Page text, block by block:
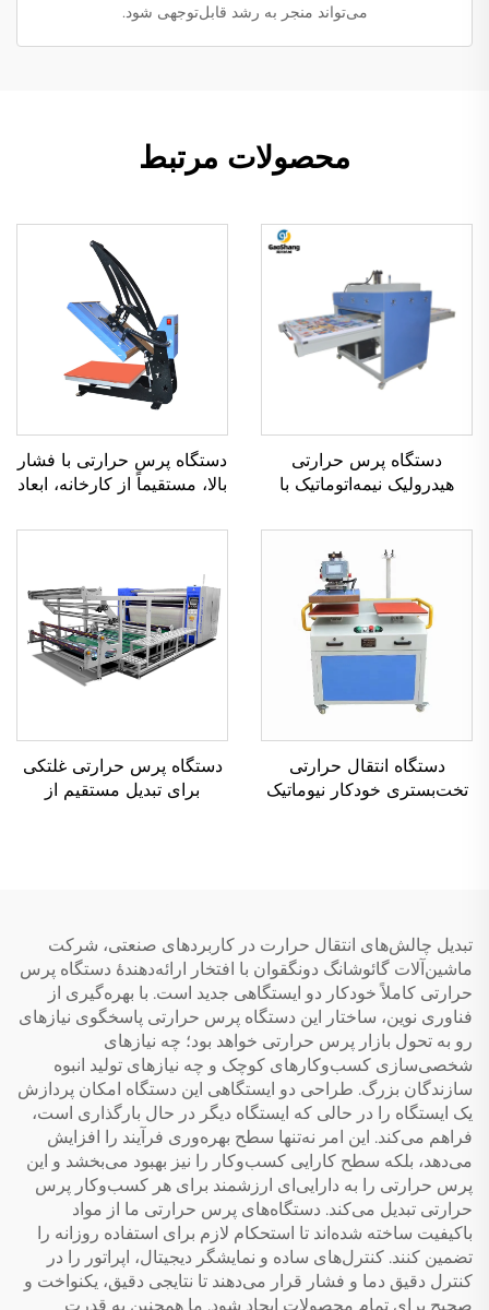
می‌تواند منجر به رشد قابل‌توجهی شود.
محصولات مرتبط
دستگاه پرس حرارتی
هیدرولیک نیمه‌اتوماتیک با
فرمت بزرگ ۸۰×۱۰۰
سانتی‌متر، دستگاه انتقال
حرارتی سابلیمیشن جدید
دستگاه پرس حرارتی با فشار
بالا، مستقیماً از کارخانه، ابعاد
DIY روی پیراهن و لباس‌ها،
دستگاه انتقال حرارتی
تخت‌بستری خودکار نیوماتیک
دستگاه پرس حرارتی غلتکی
برای تبدیل مستقیم از
تبدیل چالش‌های انتقال حرارت در کاربردهای صنعتی، شرکت
ماشین‌آلات گائوشانگ دونگقوان با افتخار ارائه‌دهندهٔ دستگاه پرس
حرارتی کاملاً خودکار دو ایستگاهی جدید است. با بهره‌گیری از
فناوری نوین، ساختار این دستگاه پرس حرارتی پاسخگوی نیازهای
رو به تحول بازار پرس حرارتی خواهد بود؛ چه نیازهای
شخصی‌سازی کسب‌وکارهای کوچک و چه نیازهای تولید انبوه
سازندگان بزرگ. طراحی دو ایستگاهی این دستگاه امکان پردازش
یک ایستگاه را در حالی که ایستگاه دیگر در حال بارگذاری است،
فراهم می‌کند. این امر نه‌تنها سطح بهره‌وری فرآیند را افزایش
می‌دهد، بلکه سطح کارایی کسب‌وکار را نیز بهبود می‌بخشد و این
پرس حرارتی را به دارایی‌ای ارزشمند برای هر کسب‌وکار پرس
حرارتی تبدیل می‌کند. دستگاه‌های پرس حرارتی ما از مواد
باکیفیت ساخته شده‌اند تا استحکام لازم برای استفاده روزانه را
تضمین کنند. کنترل‌های ساده و نمایشگر دیجیتال، اپراتور را در
کنترل دقیق دما و فشار قرار می‌دهند تا نتایجی دقیق، یکنواخت و
صحیح برای تمام محصولات ایجاد شود. ما همچنین به قدرت